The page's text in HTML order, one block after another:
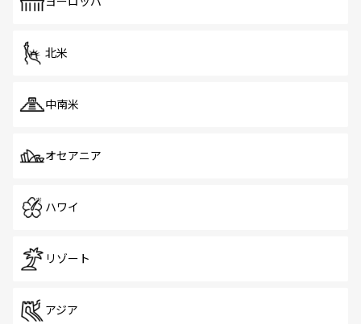
北米
中南米
オセアニア
ハワイ
リゾート
アジア